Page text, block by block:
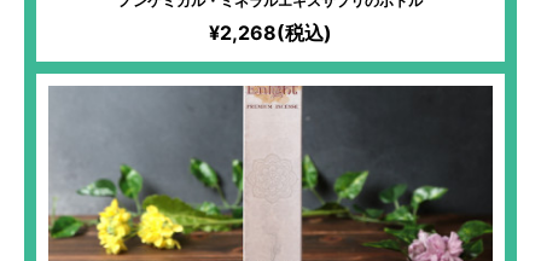
¥2,268(税込)